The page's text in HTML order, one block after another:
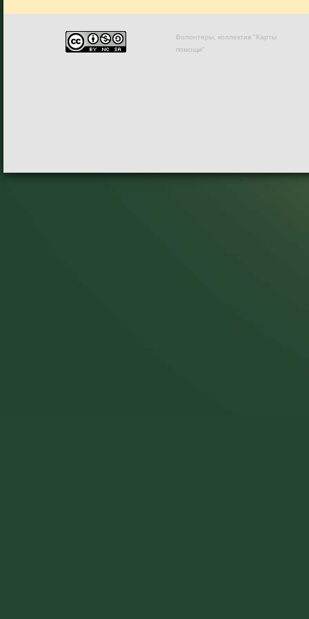
Волонтеры, коллектив "Карты
помощи"